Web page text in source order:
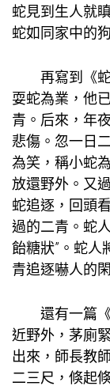
蛇見到生人就
蛇如同家中的
再寫到《
耍蛇為業，他
青。后來，年
悲傷。忽一日
為笑，稱小蛇
放還野外。又
蛇追逐，回頭
過的二青。蛇
飴糖狀”。蛇人
青追逐嚇人的
還有一篇
近野外，茅廁
出來，師長教
二三尺，倏起